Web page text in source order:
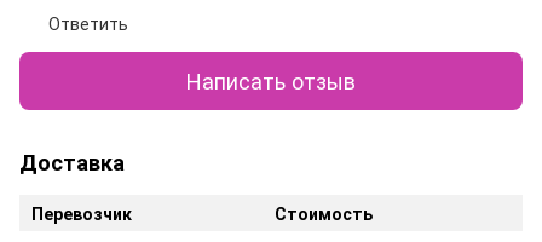
Ответить
Написать отзыв
Доставка
Перевозчик Стоимость